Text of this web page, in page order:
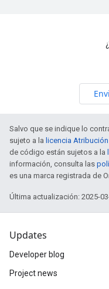
Salvo que se indique lo
sujeto a la licencia
de código están sujetos a la
información, consulta las
es una marca registrada de
Última actualización: 2025-
Updates
Developer blog
Project news